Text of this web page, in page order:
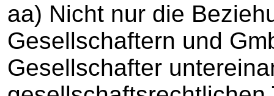
aa) Nicht nur die
Gesellschaftern und
Gesellschafter